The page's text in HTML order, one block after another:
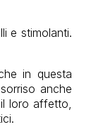
e stimolanti.
in questa
anche
loro affetto,